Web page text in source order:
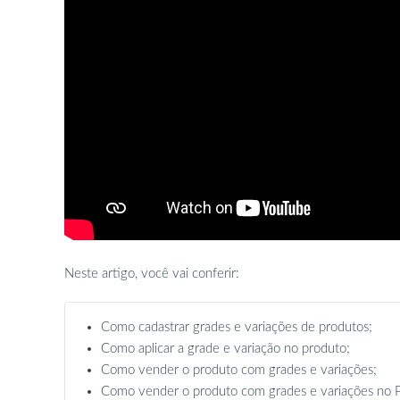
Neste artigo, você vai conferir:
Como cadastrar grades e variações de produtos;
Como aplicar a grade e variação no produto;
Como vender o produto com grades e variações;
Como vender o produto com grades e variações no